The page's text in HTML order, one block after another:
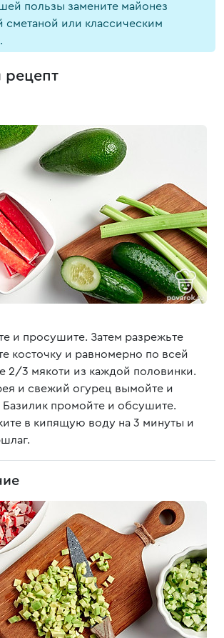
пользы замените майонез
сметаной или классическим
и просушите. Затем разрежьте
косточку и равномерно по всей
2/3 мякоти из каждой половинки.
и свежий огурец вымойте и
промойте и обсушите.
в кипящую воду на 3 минуты и